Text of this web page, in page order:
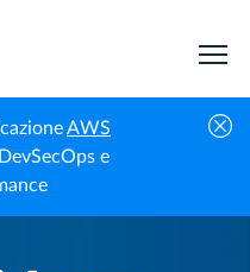
AWS
e
Audit Trail di Azure Cloud Storage